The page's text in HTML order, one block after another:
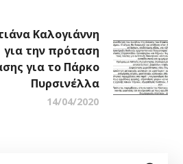
Καλογιάννη
για την πρόταση
για το Πάρκο
Πυρσινέλλα
14/04/2020